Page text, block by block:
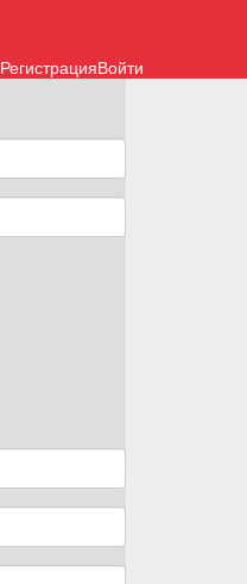
Войти
Регистрация